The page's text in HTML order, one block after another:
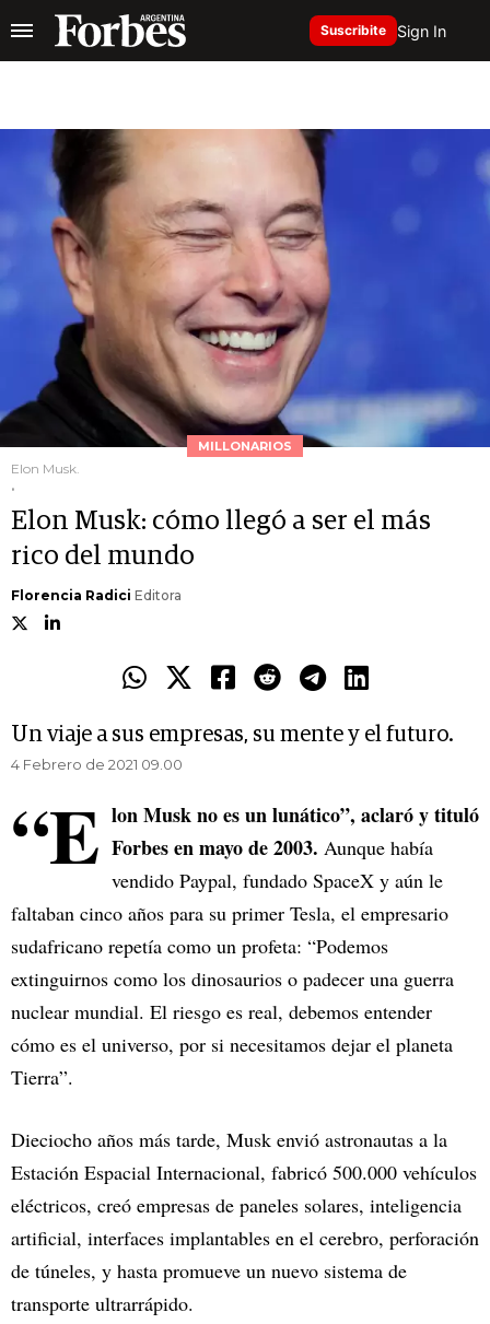
Suscribite Sign In
MILLONARIOS
Elon Musk.
.
Elon Musk: cómo llegó a ser el más
rico del mundo
Florencia Radici Editora
Un viaje a sus empresas, su mente y el futuro.
4 Febrero de 2021 09.00
“E lon Musk no es un lunático”, aclaró y tituló
Forbes en mayo de 2003. Aunque había
vendido Paypal, fundado SpaceX y aún le
faltaban cinco años para su primer Tesla, el empresario
sudafricano repetía como un profeta: “Podemos
extinguirnos como los dinosaurios o padecer una guerra
nuclear mundial. El riesgo es real, debemos entender
cómo es el universo, por si necesitamos dejar el planeta
Tierra”.
Dieciocho años más tarde, Musk envió astronautas a la
Estación Espacial Internacional, fabricó 500.000 vehículos
eléctricos, creó empresas de paneles solares, inteligencia
artificial, interfaces implantables en el cerebro, perforación
de túneles, y hasta promueve un nuevo sistema de
transporte ultrarrápido.